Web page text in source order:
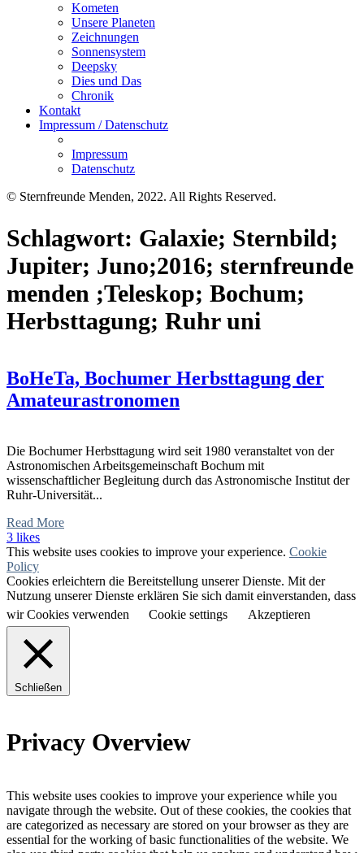
Kometen
Unsere Planeten
Zeichnungen
Sonnensystem
Deepsky
Dies und Das
Chronik
Kontakt
Impressum / Datenschutz
Impressum
Datenschutz
© Sternfreunde Menden, 2022. All Rights Reserved.
Schlagwort: Galaxie; Sternbild;
Jupiter; Juno;2016; sternfreunde
menden ;Teleskop; Bochum;
Herbsttagung; Ruhr uni
BoHeTa, Bochumer Herbsttagung der
Amateurastronomen
Die Bochumer Herbsttagung wird seit 1980 veranstaltet von der
Astronomischen Arbeitsgemeinschaft Bochum mit
wissenschaftlicher Begleitung durch das Astronomische Institut der
Ruhr-Universität...
Read More
3 likes
This website uses cookies to improve your experience. Cookie
Policy
Cookies erleichtern die Bereitstellung unserer Dienste. Mit der
Nutzung unserer Dienste erklären Sie sich damit einverstanden, dass
wir Cookies verwenden
Cookie settings Akzeptieren
Schließen
Privacy Overview
This website uses cookies to improve your experience while you
navigate through the website. Out of these cookies, the cookies that
are categorized as necessary are stored on your browser as they are
essential for the working of basic functionalities of the website. We